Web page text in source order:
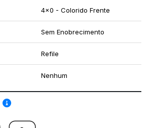
4x0 - Colorido Frente
Sem Enobrecimento
Refile
Nenhum
Saiba como utilizar os nossos gabaritos